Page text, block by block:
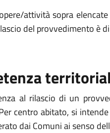
attività sopra
del provvedimento è
al rilascio di un
centro abitato, si
dai Comuni ai senso